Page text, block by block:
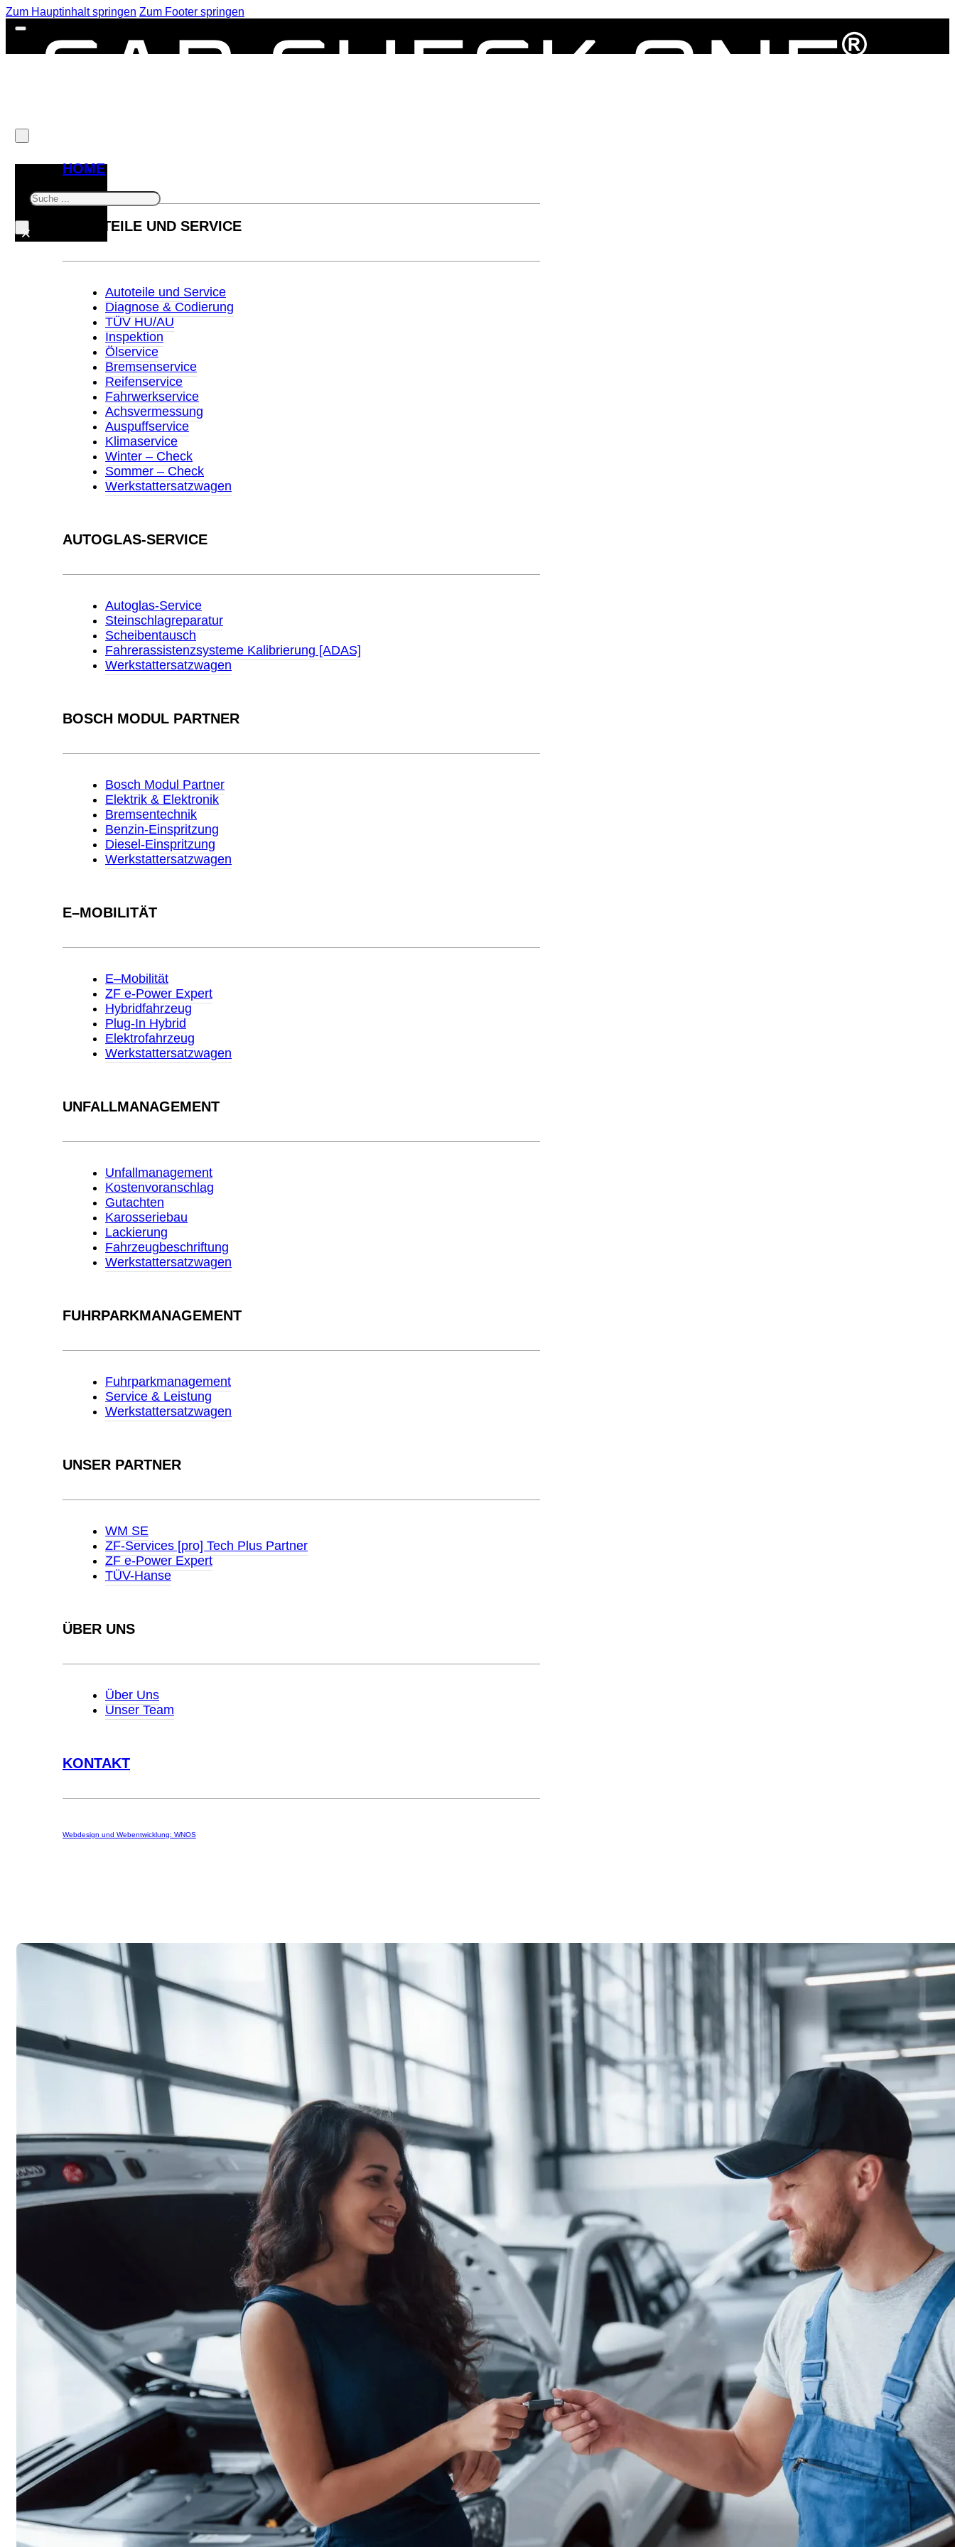
Zum Hauptinhalt springen Zum Footer springen
×
HOME
AUTOTEILE UND SERVICE
Autoteile und Service
Diagnose & Codierung
TÜV HU/AU
Inspektion
Ölservice
Bremsenservice
Reifenservice
Fahrwerkservice
Achsvermessung
Auspuffservice
Klimaservice
Winter – Check
Sommer – Check
Werkstattersatzwagen
AUTOGLAS-SERVICE
Autoglas-Service
Steinschlagreparatur
Scheibentausch
Fahrerassistenzsysteme Kalibrierung [ADAS]
Werkstattersatzwagen
BOSCH MODUL PARTNER
Bosch Modul Partner
Elektrik & Elektronik
Bremsentechnik
Benzin-Einspritzung
Diesel-Einspritzung
Werkstattersatzwagen
E–MOBILITÄT
E–Mobilität
ZF e-Power Expert
Hybridfahrzeug
Plug-In Hybrid
Elektrofahrzeug
Werkstattersatzwagen
UNFALLMANAGEMENT
Unfallmanagement
Kostenvoranschlag
Gutachten
Karosseriebau
Lackierung
Fahrzeugbeschriftung
Werkstattersatzwagen
FUHRPARKMANAGEMENT
Fuhrparkmanagement
Service & Leistung
Werkstattersatzwagen
UNSER PARTNER
WM SE
ZF-Services [pro] Tech Plus Partner
ZF e-Power Expert
TÜV-Hanse
ÜBER UNS
Über Uns
Unser Team
KONTAKT
Webdesign und Webentwicklung: WNOS